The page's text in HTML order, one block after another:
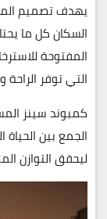
يهدف تصميم
السكان كل ما
المفتوحة
التي توفر الراحة
كمبوند سينز
الجمع بين
ليحقق التوازن